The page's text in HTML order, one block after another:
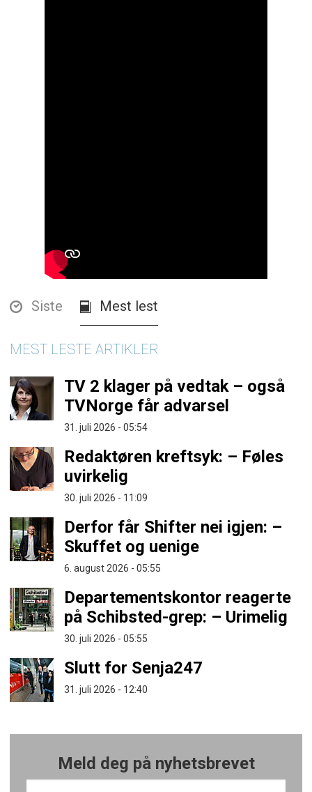
Siste Mest lest
MEST LESTE ARTIKLER
TV 2 klager på vedtak – også
TVNorge får advarsel
31. juli 2026 - 05:54
Redaktøren kreftsyk: – Føles
uvirkelig
30. juli 2026 - 11:09
Derfor får Shifter nei igjen: –
Skuffet og uenige
6. august 2026 - 05:55
Departementskontor reagerte
på Schibsted-grep: – Urimelig
30. juli 2026 - 05:55
Slutt for Senja247
31. juli 2026 - 12:40
Meld deg på nyhetsbrevet